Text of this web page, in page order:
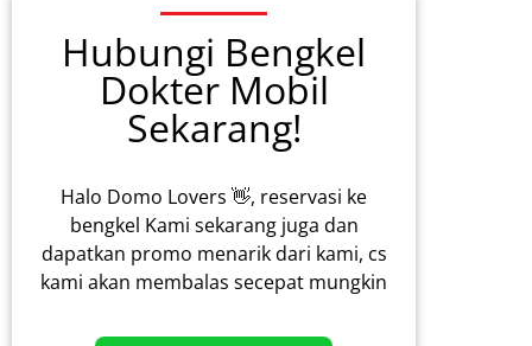
Hubungi Bengkel
Dokter Mobil
Sekarang!
Halo Domo Lovers 👋, reservasi ke
bengkel Kami sekarang juga dan
dapatkan promo menarik dari kami, cs
kami akan membalas secepat mungkin